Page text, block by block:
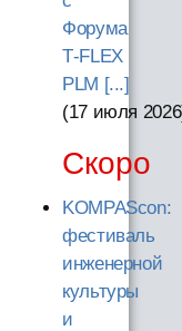
Форума
T‑FLEX
PLM [...]
(17 июля 2026
Скоро
KOMPAScon:
фестиваль
инженерной
культуры
и